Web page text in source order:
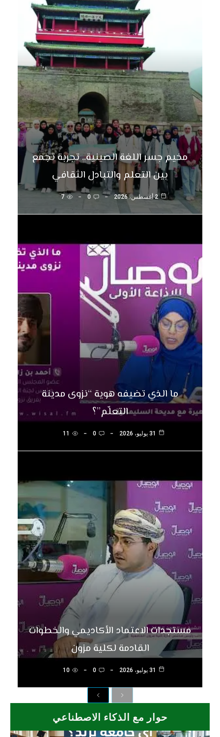
مخيم جسر اللغة الصينية.. تجربة تجمع
بين التعلم والتبادل الثقافي
2 أغسطس، 2026 0
7
ما الذي تضيفه هوية “نزوى مدينة
التعلّم”؟
31 يوليو، 2026 0
11
مستجدات الاعتماد الأكاديمي والخطوات
القادمة لكلية مزون
31 يوليو، 2026 0
10
Previous
Next
حوار مع الذكاء الاصطناعي